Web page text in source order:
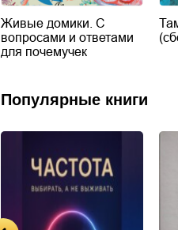
Живые домики. С
вопросами и ответами
для почемучек
Популярные книги